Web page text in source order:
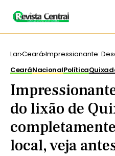
Lar Ceará Impressionante:
antes e depois
CearáNacionalPolítica
do lixão de
local, veja